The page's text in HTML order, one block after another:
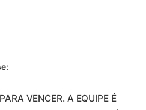
VENCER. A EQUIPE É